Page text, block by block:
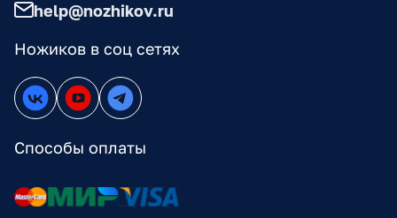
Ножиков в соц сетях
Способы оплаты
help@nozhikov.ru